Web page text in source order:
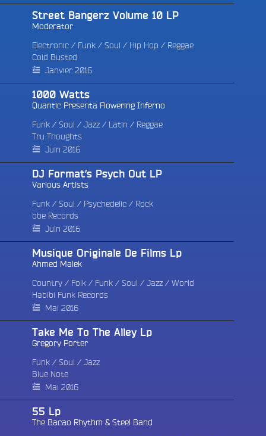
Street Bangerz Volume 10 LP
Moderator
Electronic / Funk / Soul / Hip Hop / Reggae
Cold Busted
Janvier 2016
1000 Watts
Quantic Presenta Flowering Inferno
Funk / Soul / Jazz / Latin / Reggae
Tru Thoughts ‎
Juin 2016
DJ Format’s Psych Out LP
Various Artists
Funk / Soul / Psychedelic / Rock
bbe Records
Juin 2016
Musique Originale De Films Lp
Ahmed Malek
Country / Folk / Funk / Soul / Jazz / World
Habibi Funk Records
Mai 2016
Take Me To The Alley Lp
Gregory Porter
Funk / Soul / Jazz
Blue Note
Mai 2016
55 Lp
The Bacao Rhythm & Steel Band